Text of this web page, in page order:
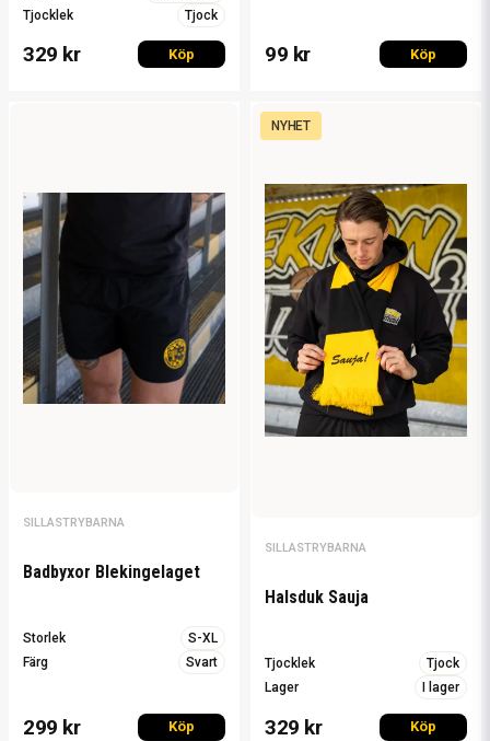
Tjocklek
Tjock
329 kr Köp 99 kr Köp
SILLASTRYBARNA
Badbyxor Blekingelaget
Storlek
S-XL
Färg
Svart
299 kr Köp
SILLASTRYBARNA
Halsduk Sauja
Tjocklek
Tjock
Lager
I lager
329 kr Köp
NYHET